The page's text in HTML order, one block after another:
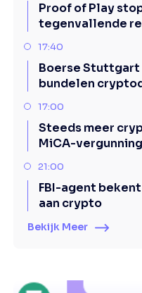
Proof of Play
tegenvallende
17:40
Boerse Stuttgart
bundelen
17:00
Steeds meer
MiCA-vergunning
21:00
FBI-agent
aan crypto
Bekijk Meer